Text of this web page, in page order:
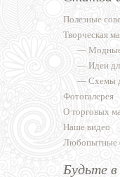
Полезные
Творческая
—
— Идеи
— Схемы
Фотогалерея
О торговых
Наше видео
Любопытные
Будьте в